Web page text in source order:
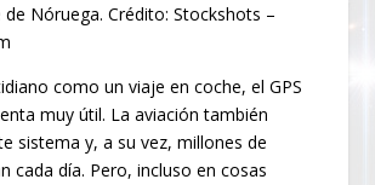
Nóruega. Crédito: Stockshots –
como un viaje en coche, el GPS
muy útil. La aviación también
sistema y, a su vez, millones de
cada día. Pero, incluso en cosas